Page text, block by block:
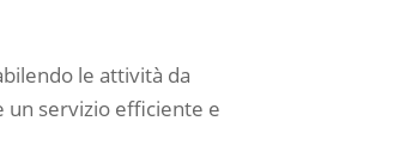
le attività da
un servizio efficiente e